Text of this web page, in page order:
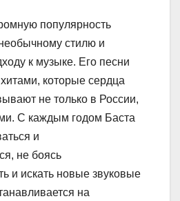
популярность
стилю и
к музыке. Его песни
которые сердца
не только в России,
С каждым годом Баста
и
не боясь
и искать новые звуковые
на